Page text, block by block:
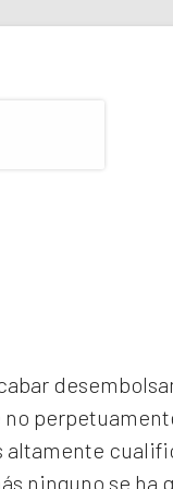
altamente
ninguno se ha